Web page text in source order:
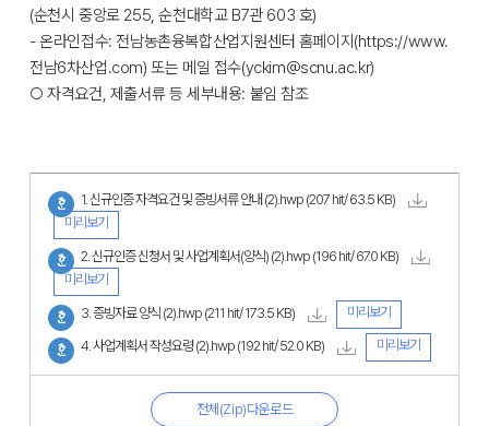
(순천시 중앙로 255, 순천대학교 B7관 603 호)
- 온라인접수: 전남농촌융복합산업지원센터 홈페이지(https://www.
전남6차산업.com) 또는 메일 접수(yckim@scnu.ac.kr)
○ 자격요건, 제출서류 등 세부내용: 붙임 참조
1. 신규인증 자격요건 및 증빙서류 안내 (2).hwp (207 hit/ 63.5 KB)
미리보기
2. 신규인증 신청서 및 사업계획서(양식) (2).hwp (196 hit/ 67.0 KB)
미리보기
3. 증빙자료 양식 (2).hwp (211 hit/ 173.5 KB) 미리보기
4. 사업계획서 작성요령 (2).hwp (192 hit/ 52.0 KB) 미리보기
전체(Zip)다운로드